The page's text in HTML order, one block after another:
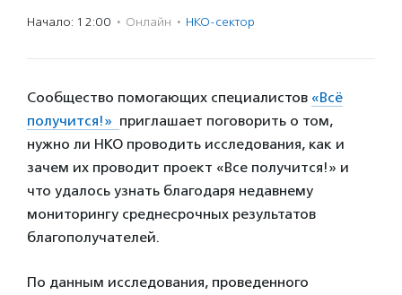
Начало: 12:00 · Онлайн · НКО-сектор
Сообщество помогающих специалистов «Всё
получится!» приглашает поговорить о том,
нужно ли НКО проводить исследования, как и
зачем их проводит проект «Все получится!» и
что удалось узнать благодаря недавнему
мониторингу среднесрочных результатов
благополучателей.
По данным исследования, проведенного